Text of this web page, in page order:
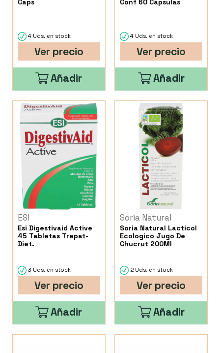
Caps
4 Uds. en stock
Ver precio
Añadir
Conf 60 Cápsulas
4 Uds. en stock
Ver precio
Añadir
ESI
Esi Digestivaid Active
45 Tabletas Trepat-
Diet.
3 Uds. en stock
Ver precio
Añadir
Soria Natural
Soria Natural Lacticol
Ecologico Jugo De
Chucrut 200Ml
2 Uds. en stock
Ver precio
Añadir